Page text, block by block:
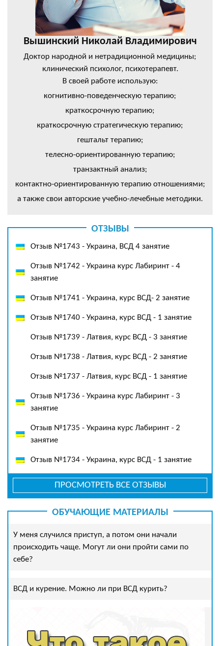
Вышинский Николай Владимирович
Доктор народной и нетрадиционной медицины;
клинический психолог, психотерапевт.
В своей работе использую:
когнитивно-поведенческую терапию;
краткосрочную терапию;
краткосрочную стратегическую терапию;
гештальт терапию;
телесно-ориентированную терапию;
транзактный анализ;
контактно-ориентированную терапию отношениями;
а также свои авторские учебно-лечебные методики.
ОТЗЫВЫ
Отзыв №1743 - Украина, ВСД 4 занятие
Отзыв №1742 - Украина курс Лабиринт - 4
занятие
Отзыв №1741 - Украина, курс ВСД- 2 занятие
Отзыв №1740 - Украина, курс ВСД - 1 занятие
Отзыв №1739 - Латвия, курс ВСД - 3 занятие
Отзыв №1738 - Латвия, курс ВСД - 2 занятие
Отзыв №1737 - Латвия, курс ВСД - 1 занятие
Отзыв №1736 - Украина курс Лабиринт - 3
занятие
Отзыв №1735 - Украина курс Лабиринт - 2
занятие
Отзыв №1734 - Украина, курс ВСД - 1 занятие
ПРОСМОТРЕТЬ ВСЕ ОТЗЫВЫ
ОБУЧАЮЩИЕ МАТЕРИАЛЫ
У меня случился приступ, а потом они начали
происходить чаще. Могут ли они пройти сами по
себе?
ВСД и курение. Можно ли при ВСД курить?